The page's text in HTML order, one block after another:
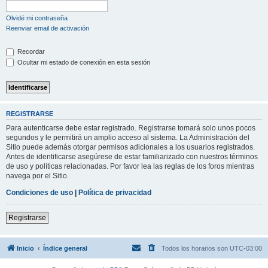
Olvidé mi contraseña
Reenviar email de activación
Recordar
Ocultar mi estado de conexión en esta sesión
REGISTRARSE
Para autenticarse debe estar registrado. Registrarse tomará solo unos pocos
segundos y le permitirá un amplio acceso al sistema. La Administración del
Sitio puede además otorgar permisos adicionales a los usuarios registrados.
Antes de identificarse asegúrese de estar familiarizado con nuestros términos
de uso y políticas relacionadas. Por favor lea las reglas de los foros mientras
navega por el Sitio.
Condiciones de uso | Política de privacidad
Registrarse
Inicio Índice general Todos los horarios son UTC-03:00